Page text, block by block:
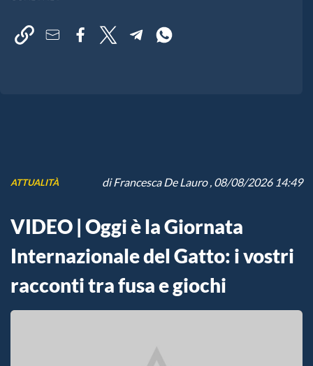
ATTUALITÀ diFrancesca De Lauro, 08/08/2026 14:49
VIDEO | Oggi è la Giornata
Internazionale del Gatto: i vostri
racconti tra fusa e giochi